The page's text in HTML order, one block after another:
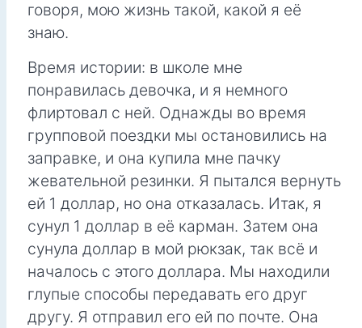
говоря, мою жизнь такой, какой я её
знаю.
Время истории: в школе мне
понравилась девочка, и я немного
флиртовал с ней. Однажды во время
групповой поездки мы остановились на
заправке, и она купила мне пачку
жевательной резинки. Я пытался вернуть
ей 1 доллар, но она отказалась. Итак, я
сунул 1 доллар в её карман. Затем она
сунула доллар в мой рюкзак, так всё и
началось с этого доллара. Мы находили
глупые способы передавать его друг
другу. Я отправил его ей по почте. Она